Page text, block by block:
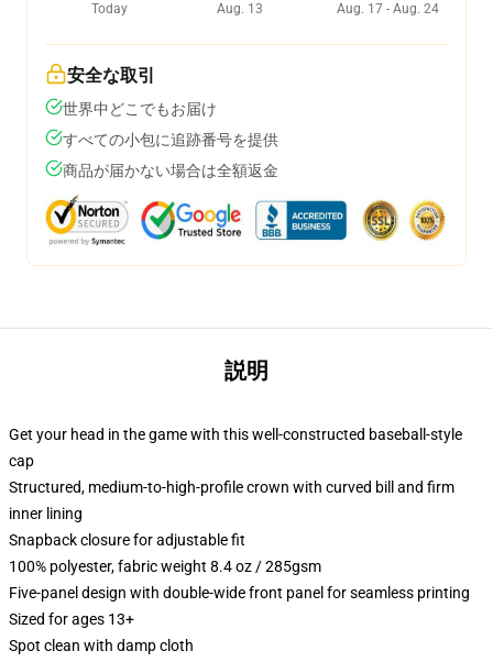
Today
Aug. 13
Aug. 17 - Aug. 24
安全な取引
世界中どこでもお届け
すべての小包に追跡番号を提供
商品が届かない場合は全額返金
説明
Get your head in the game with this well-constructed baseball-style
cap
Structured, medium-to-high-profile crown with curved bill and firm
inner lining
Snapback closure for adjustable fit
100% polyester, fabric weight 8.4 oz / 285gsm
Five-panel design with double-wide front panel for seamless printing
Sized for ages 13+
Spot clean with damp cloth